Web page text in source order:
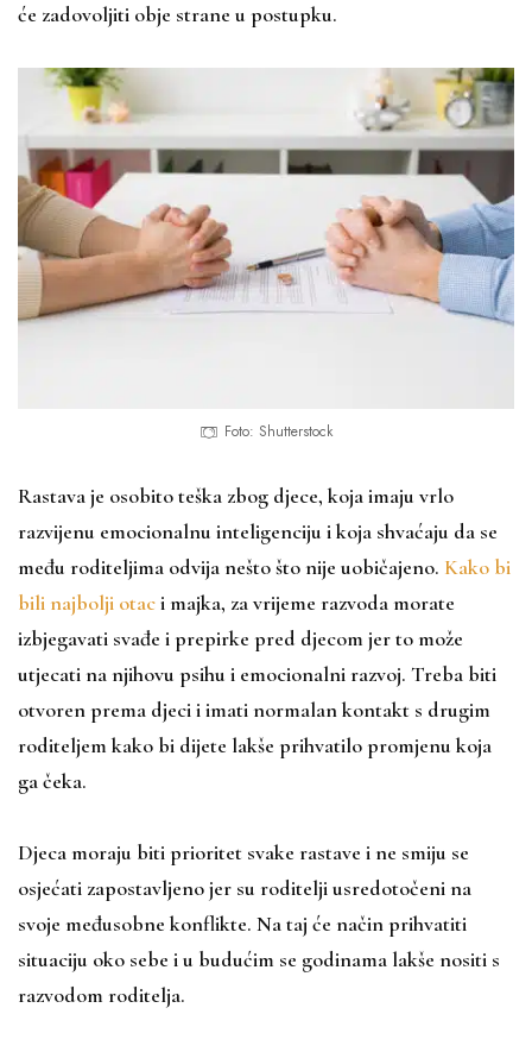
će zadovoljiti obje strane u postupku.
Foto: Shutterstock
Rastava je osobito teška zbog djece, koja imaju vrlo
razvijenu emocionalnu inteligenciju i koja shvaćaju da se
među roditeljima odvija nešto što nije uobičajeno. Kako bi
bili najbolji otaci majka, za vrijeme razvoda morate
izbjegavati svađe i prepirke pred djecom jer to može
utjecati na njihovu psihu i emocionalni razvoj. Treba biti
otvoren prema djeci i imati normalan kontakt s drugim
roditeljem kako bi dijete lakše prihvatilo promjenu koja
ga čeka.
Djeca moraju biti prioritet svake rastave i ne smiju se
osjećati zapostavljeno jer su roditelji usredotočeni na
svoje međusobne konflikte. Na taj će način prihvatiti
situaciju oko sebe i u budućim se godinama lakše nositi s
razvodom roditelja.